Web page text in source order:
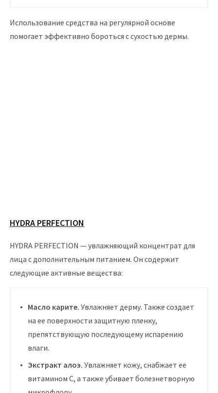
Использование средства на регулярной основе
помогает эффективно бороться с сухостью дермы.
HYDRA PERFECTION
HYDRA PERFECTION — увлажняющий концентрат для
лица с дополнительным питанием. Он содержит
следующие активные вещества:
Масло карите. Увлажняет дерму. Также создает
на ее поверхности защитную пленку,
препятствующую последующему испарению
влаги.
Экстракт алоэ. Увлажняет кожу, снабжает ее
витамином С, а также убивает болезнетворную